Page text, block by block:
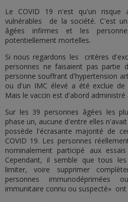
Le COVID 19 n'est qu'un risque
vulnérables de la société. C'est
âgées infirmes et les
potentiellement mortelles.
Si nous regardons les critères
personnes ne faisaient pas partie
personne souffrant d'hypertension
ou d'un IMC élevé a été exclue de
Mais le vaccin est d'abord administré
Sur les 39 personnes âgées les
phase un, aucune d'entre elles
possède l'écrasante majorité de
COVID 19. Les personnes
nominalement participé aux
Cependant, il semble que tous
limiter, voire supprimer
personnes immunodéprimées
immunitaire connu ou suspecté» ont